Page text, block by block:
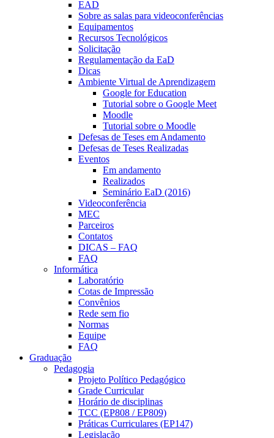
EAD
Sobre as salas para videoconferências
Equipamentos
Recursos Tecnológicos
Solicitação
Regulamentação da EaD
Dicas
Ambiente Virtual de Aprendizagem
Google for Education
Tutorial sobre o Google Meet
Moodle
Tutorial sobre o Moodle
Defesas de Teses em Andamento
Defesas de Teses Realizadas
Eventos
Em andamento
Realizados
Seminário EaD (2016)
Videoconferência
MEC
Parceiros
Contatos
DICAS – FAQ
FAQ
Informática
Laboratório
Cotas de Impressão
Convênios
Rede sem fio
Normas
Equipe
FAQ
Graduação
Pedagogia
Projeto Político Pedagógico
Grade Curricular
Horário de disciplinas
TCC (EP808 / EP809)
Práticas Curriculares (EP147)
Legislação